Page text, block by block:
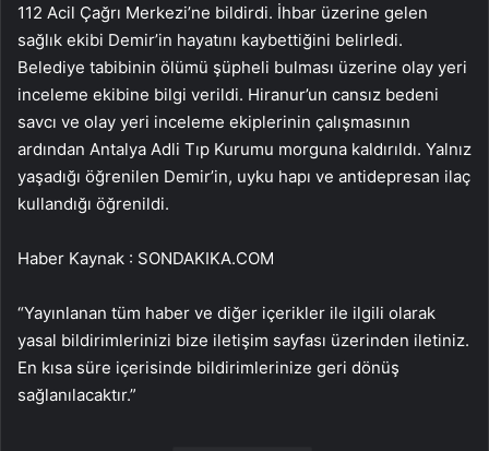
112 Acil Çağrı Merkezi’ne bildirdi. İhbar üzerine gelen
sağlık ekibi Demir’in hayatını kaybettiğini belirledi.
Belediye tabibinin ölümü şüpheli bulması üzerine olay yeri
inceleme ekibine bilgi verildi. Hiranur’un cansız bedeni
savcı ve olay yeri inceleme ekiplerinin çalışmasının
ardından Antalya Adli Tıp Kurumu morguna kaldırıldı. Yalnız
yaşadığı öğrenilen Demir’in, uyku hapı ve antidepresan ilaç
kullandığı öğrenildi.
Haber Kaynak : SONDAKIKA.COM
“Yayınlanan tüm haber ve diğer içerikler ile ilgili olarak
yasal bildirimlerinizi bize iletişim sayfası üzerinden iletiniz.
En kısa süre içerisinde bildirimlerinize geri dönüş
sağlanılacaktır.”